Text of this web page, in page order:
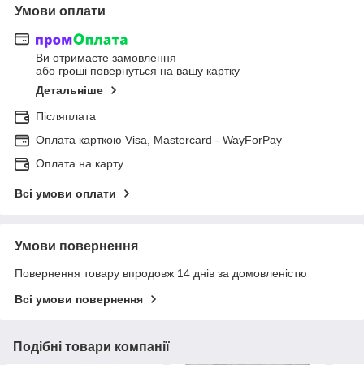
Умови оплати
Ви отримаєте замовлення
або гроші повернуться на вашу картку
Детальніше
Післяплата
Оплата карткою Visa, Mastercard - WayForPay
Оплата на карту
Всі умови оплати
Умови повернення
Повернення товару впродовж 14 днів за домовленістю
Всі умови повернення
Подібні товари компанії